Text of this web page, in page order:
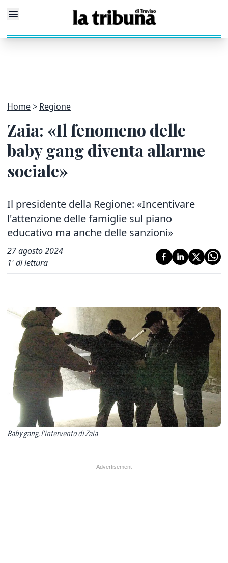
Home Regione
Zaia: «Il fenomeno delle
baby gang diventa allarme
sociale»
Il presidente della Regione: «Incentivare
l'attenzione delle famiglie sul piano
educativo ma anche delle sanzioni»
27 agosto 2024
1' di lettura
Baby gang, l'intervento di Zaia